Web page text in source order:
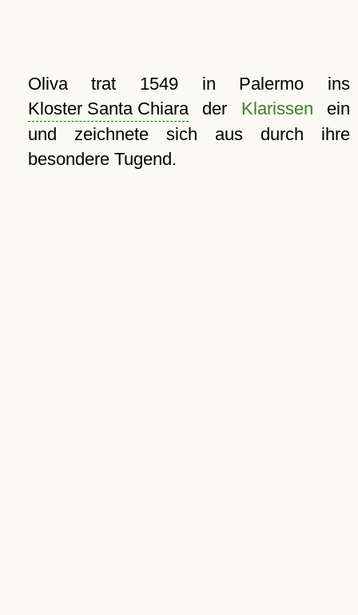
Oliva trat 1549 in Palermo ins
Kloster Santa Chiarader Klarissen ein
und zeichnete sich aus durch ihre
besondere Tugend.